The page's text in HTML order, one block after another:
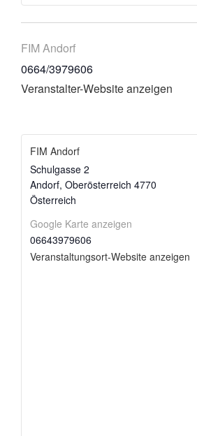
FIM Andorf
0664/3979606
Veranstalter-Website anzeigen
FIM Andorf
Schulgasse 2
Andorf, Oberösterreich 4770
Österreich
Google Karte anzeigen
06643979606
Veranstaltungsort-Website anzeigen